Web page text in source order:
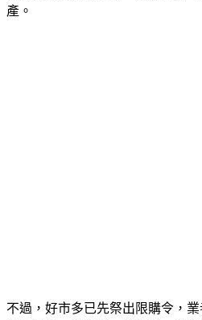
買到商品，保鮮袋、垃圾袋、保